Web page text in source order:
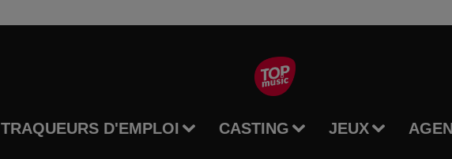
TRAQUEURS D'EMPLOI CASTING JEUX